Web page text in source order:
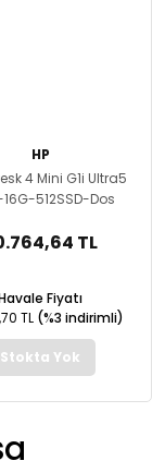
HP
4 Mini G1i Ultra5
512SSD-Dos
TL
Fiyatı
TL (%3 indirimli)
Stokta Yok